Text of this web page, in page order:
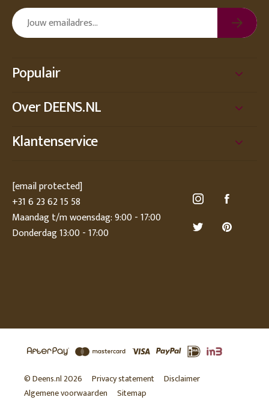
Populair
Over DEENS.NL
Klantenservice
[email protected]
+31 6 23 62 15 58
Maandag t/m woensdag: 9:00 - 17:00
Donderdag 13:00 - 17:00
© Deens.nl 2026 Privacy statement
Disclaimer
Algemene voorwaarden
Sitemap